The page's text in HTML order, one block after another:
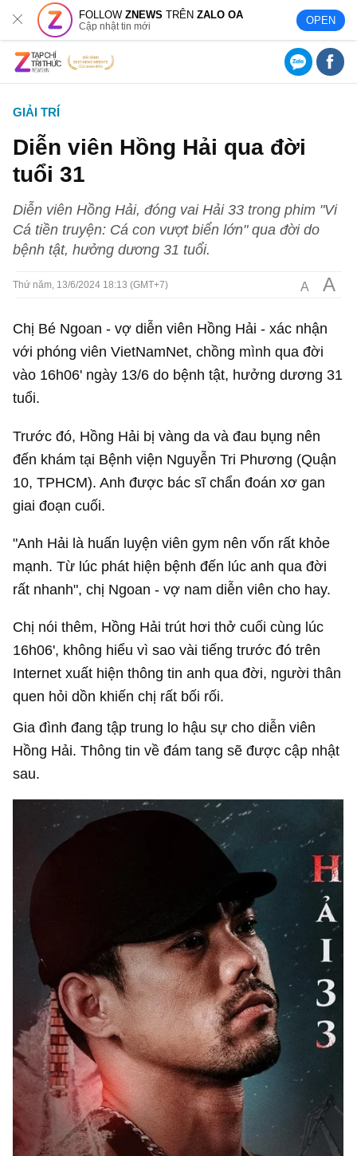
FOLLOWZNEWS TRÊNZALO OA
Cập nhật tin mới OPEN
GIẢI TRÍ
Diễn viên Hồng Hải qua đời
tuổi 31
Diễn viên Hồng Hải, đóng vai Hải 33 trong phim "Vi
Cá tiền truyện: Cá con vượt biển lớn" qua đời do
bệnh tật, hưởng dương 31 tuổi.
Thứ năm, 13/6/2024 18:13 (GMT+7) A A
Chị Bé Ngoan - vợ diễn viên Hồng Hải - xác nhận
với phóng viên VietNamNet, chồng mình qua đời
vào 16h06' ngày 13/6 do bệnh tật, hưởng dương 31
tuổi.
Trước đó, Hồng Hải bị vàng da và đau bụng nên
đến khám tại Bệnh viện Nguyễn Tri Phương (Quận
10, TPHCM). Anh được bác sĩ chẩn đoán xơ gan
giai đoạn cuối.
"Anh Hải là huấn luyện viên gym nên vốn rất khỏe
mạnh. Từ lúc phát hiện bệnh đến lúc anh qua đời
rất nhanh", chị Ngoan - vợ nam diễn viên cho hay.
Chị nói thêm, Hồng Hải trút hơi thở cuối cùng lúc
16h06', không hiểu vì sao vài tiếng trước đó trên
Internet xuất hiện thông tin anh qua đời, người thân
quen hỏi dồn khiến chị rất bối rối.
Gia đình đang tập trung lo hậu sự cho diễn viên
Hồng Hải. Thông tin về đám tang sẽ được cập nhật
sau.